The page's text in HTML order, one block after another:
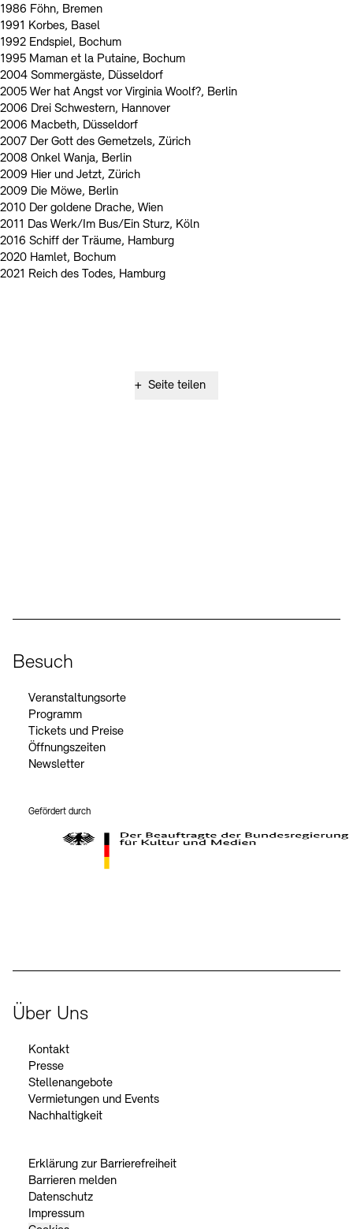
1986 Föhn, Bremen
1991 Korbes, Basel
1992 Endspiel, Bochum
1995 Maman et la Putaine, Bochum
2004 Sommergäste, Düsseldorf
2005 Wer hat Angst vor Virginia Woolf?, Berlin
2006 Drei Schwestern, Hannover
2006 Macbeth, Düsseldorf
2007 Der Gott des Gemetzels, Zürich
2008 Onkel Wanja, Berlin
2009 Hier und Jetzt, Zürich
2009 Die Möwe, Berlin
2010 Der goldene Drache, Wien
2011 Das Werk/Im Bus/Ein Sturz, Köln
2016 Schiff der Träume, Hamburg
2020 Hamlet, Bochum
2021 Reich des Todes, Hamburg
+ Seite teilen
Besuch
Veranstaltungsorte
Programm
Tickets und Preise
Öffnungszeiten
Newsletter
Gefördert durch
Über Uns
Kontakt
Presse
Stellenangebote
Vermietungen und Events
Nachhaltigkeit
Erklärung zur Barrierefreiheit
Barrieren melden
Datenschutz
Impressum